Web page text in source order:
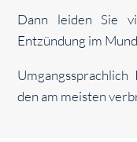
Dann leiden Sie
Entzündung im
den am meisten